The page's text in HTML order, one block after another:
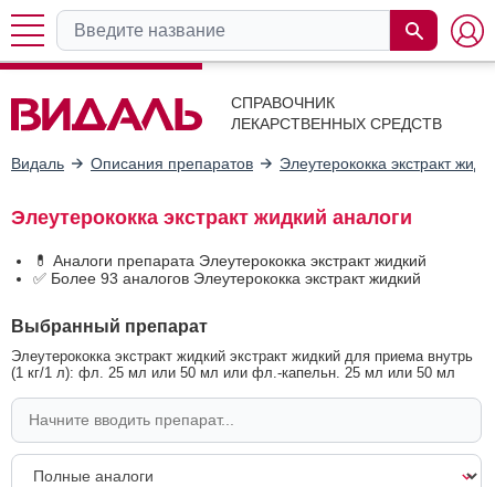
СПРАВОЧНИК
ЛЕКАРСТВЕННЫХ СРЕДСТВ
Видаль Описания препаратов Элеутерококка экстракт
Элеутерококка экстракт жидкий аналоги
💊 Аналоги препарата Элеутерококка экстракт жидкий
✅ Более 93 аналогов Элеутерококка экстракт жидкий
Выбранный препарат
Элеутерококка экстракт жидкий экстракт жидкий для приема внутрь
(1 кг/1 л): фл. 25 мл или 50 мл или фл.-капельн. 25 мл или 50 мл